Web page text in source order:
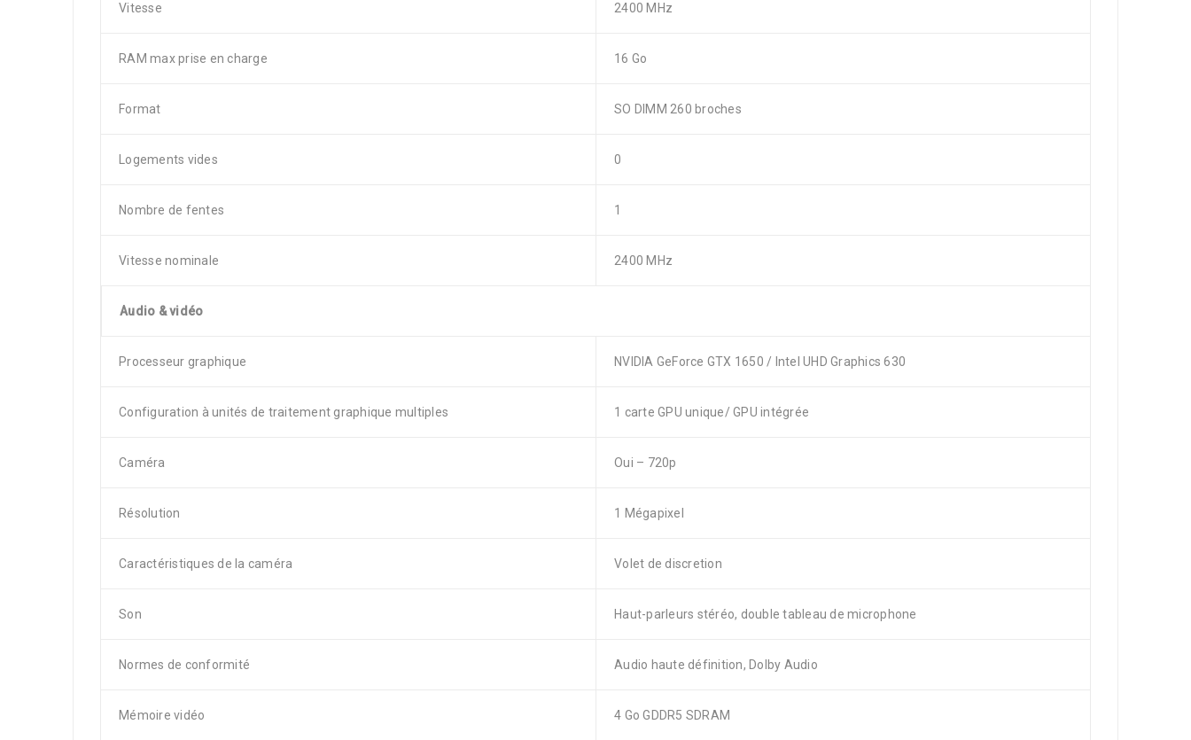
Vitesse 2400 MHz
RAM max prise en charge 16 Go
Format SO DIMM 260 broches
Logements vides 0
Nombre de fentes 1
Vitesse nominale 2400 MHz
Audio & vidéo
Processeur graphique NVIDIA GeForce GTX 1650 / Intel UHD Graphics 630
Configuration à unités de traitement graphique multiples 1 carte GPU unique/ GPU intégrée
Caméra Oui – 720p
Résolution 1 Mégapixel
Caractéristiques de la caméra Volet de discretion
Son Haut-parleurs stéréo, double tableau de microphone
Normes de conformité Audio haute définition, Dolby Audio
Mémoire vidéo 4 Go GDDR5 SDRAM